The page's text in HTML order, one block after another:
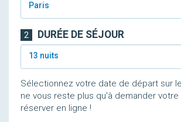
Paris
2 DURÉE DE SÉJOUR
13 nuits
Sélectionnez votre date de départ sur
ne vous reste plus qu'à demander votre
réserver en ligne !